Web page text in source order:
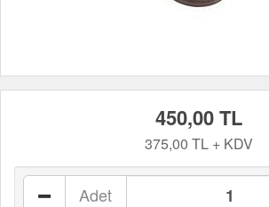
450,00 TL
375,00 TL + KDV
Adet